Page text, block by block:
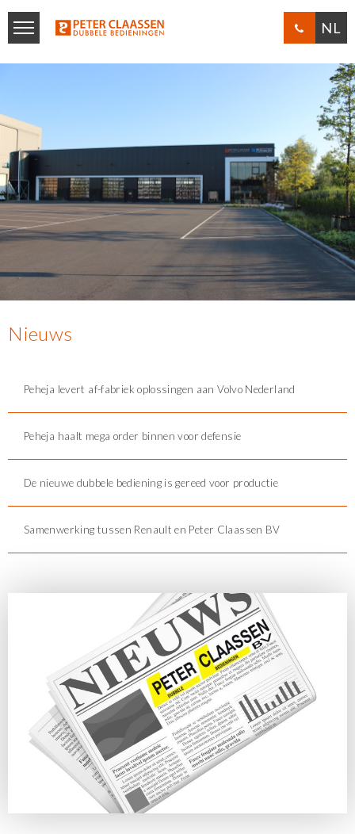
NL
Nieuws
Peheja levert af-fabriek oplossingen aan Volvo Nederland
Peheja haalt mega order binnen voor defensie
De nieuwe dubbele bediening is gereed voor productie
Samenwerking tussen Renault en Peter Claassen BV